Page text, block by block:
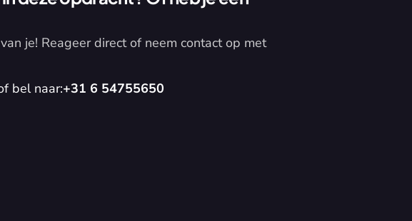
je! Reageer direct of neem contact op met
bel naar:+31 6 54755650